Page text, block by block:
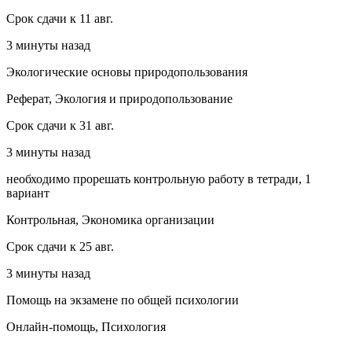
Срок сдачи к 11 авг.
3 минуты назад
Экологические основы природопользования
Реферат, Экология и природопользование
Срок сдачи к 31 авг.
3 минуты назад
необходимо прорешать контрольную работу в тетради, 1
вариант
Контрольная, Экономика организации
Срок сдачи к 25 авг.
3 минуты назад
Помощь на экзамене по общей психологии
Онлайн-помощь, Психология